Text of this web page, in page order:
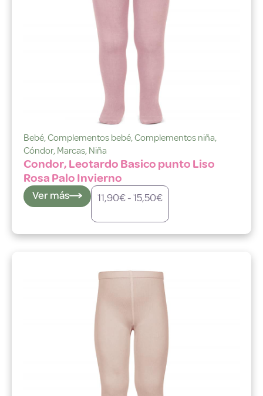
Bebé,Complementos bebé,Complementos niña,
Cóndor, Marcas, Niña
Condor, Leotardo Basico punto Liso
Rosa Palo Invierno
Ver más 11,90€-15,50€